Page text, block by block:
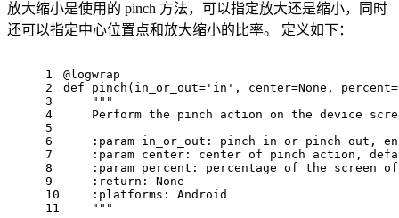
放大缩小是使用的 pinch 方法，可以指定放大还是缩小，同时
还可以指定中心位置点和放大缩小的比率。 定义如下：
1
2
3
4
5
6
7
8
9
10
11
@logwrap
def pinch(in_or_out= 'in' , center=None, percent=
"" "
    Perform the pinch action
on the device
    :param in_or_ou
t: pinch in or pinch out,
    :param
center : center of pinch action,
    :param percen
t:
percentage of the screen
    :
return : None
    :platform
s:
Android
"" "